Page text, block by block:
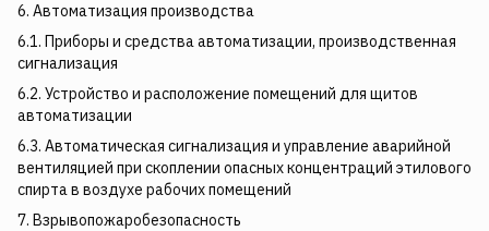
6. Автоматизация производства
6.1. Приборы и средства автоматизации, производственная
сигнализация
6.2. Устройство и расположение помещений для щитов
автоматизации
6.3. Автоматическая сигнализация и управление аварийной
вентиляцией при скоплении опасных концентраций этилового
спирта в воздухе рабочих помещений
7. Взрывопожаробезопасность